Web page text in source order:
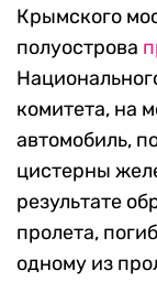
Крымского
полуострова
комитета, на
автомобиль,
цистерны
результате
пролета,
одному из